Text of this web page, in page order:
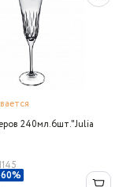
240мл.6шт."Julia
60%